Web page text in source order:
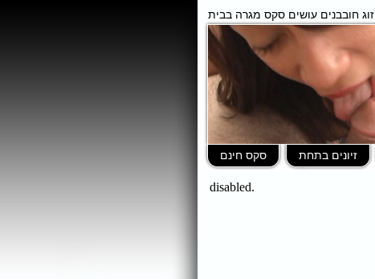
זוג חובבנים עושים סקס מגרה בבית
סקס חינם זיונים בתחת